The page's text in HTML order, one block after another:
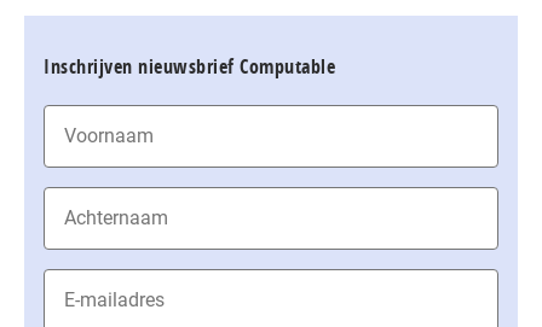
Inschrijven nieuwsbrief Computable